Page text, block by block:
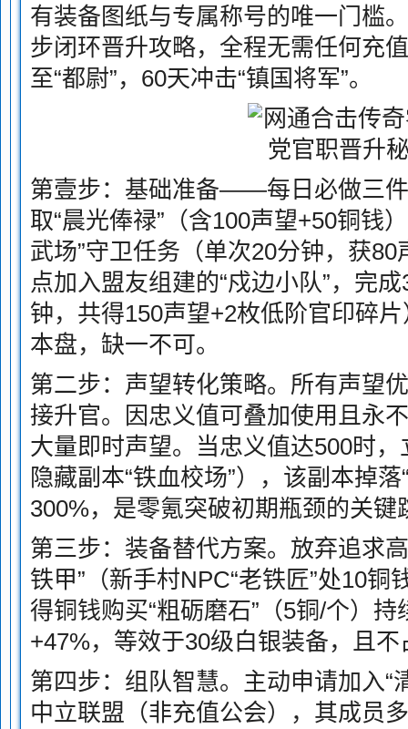
有装备图纸与专属称号的唯一门槛
步闭环晋升攻略，全程无需任何充
至“都尉”，60天冲击“镇国将军”。
第壹步：基础准备——每日必做三
取“晨光俸禄”（含100声望+50铜钱
武场”守卫任务（单次20分钟，获
点加入盟友组建的“戍边小队”，完
钟，共得150声望+2枚低阶官印碎
本盘，缺一不可。
第二步：声望转化策略。所有声望
接升官。因忠义值可叠加使用且永
大量即时声望。当忠义值达500时，
隐藏副本“铁血校场”），该副本掉
300%，是零氪突破初期瓶颈的关键
第三步：装备替代方案。放弃追求
铁甲”（新手村NPC“老铁匠”处10
得铜钱购买“粗砺磨石”（5铜/个）
+47%，等效于30级白银装备，且
第四步：组队智慧。主动申请加入“
中立联盟（非充值公会），其成员